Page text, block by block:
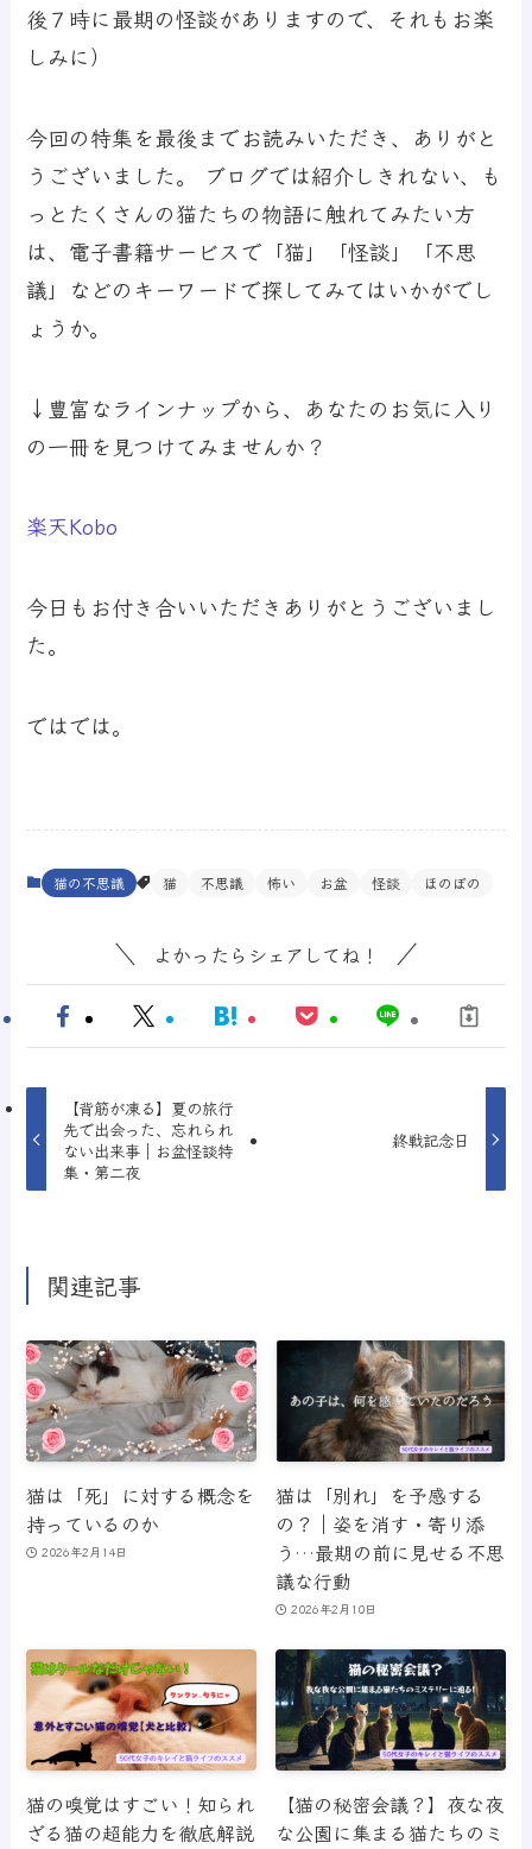
後７時に最期の怪談がありますので、それもお楽
しみに）
今回の特集を最後までお読みいただき、ありがと
うございました。 ブログでは紹介しきれない、も
っとたくさんの猫たちの物語に触れてみたい方
は、電子書籍サービスで「猫」「怪談」「不思
議」などのキーワードで探してみてはいかがでし
ょうか。
↓豊富なラインナップから、あなたのお気に入り
の一冊を見つけてみませんか？
楽天Kobo
今日もお付き合いいただきありがとうございまし
た。
ではでは。
猫の不思議 猫 不思議 怖い お盆 怪談 ほのぼの
よかったらシェアしてね！
【背筋が凍る】夏の旅行
先で出会った、忘れられ
ない出来事｜お盆怪談特
集・第二夜
終戦記念日
関連記事
猫は「死」に対する概念を
持っているのか
2026年2月14日
猫は「別れ」を予感する
の？｜姿を消す・寄り添
う…最期の前に見せる不思
議な行動
2026年2月10日
猫の嗅覚はすごい！知られ
ざる猫の超能力を徹底解説
【猫の秘密会議？】夜な夜
な公園に集まる猫たちのミ